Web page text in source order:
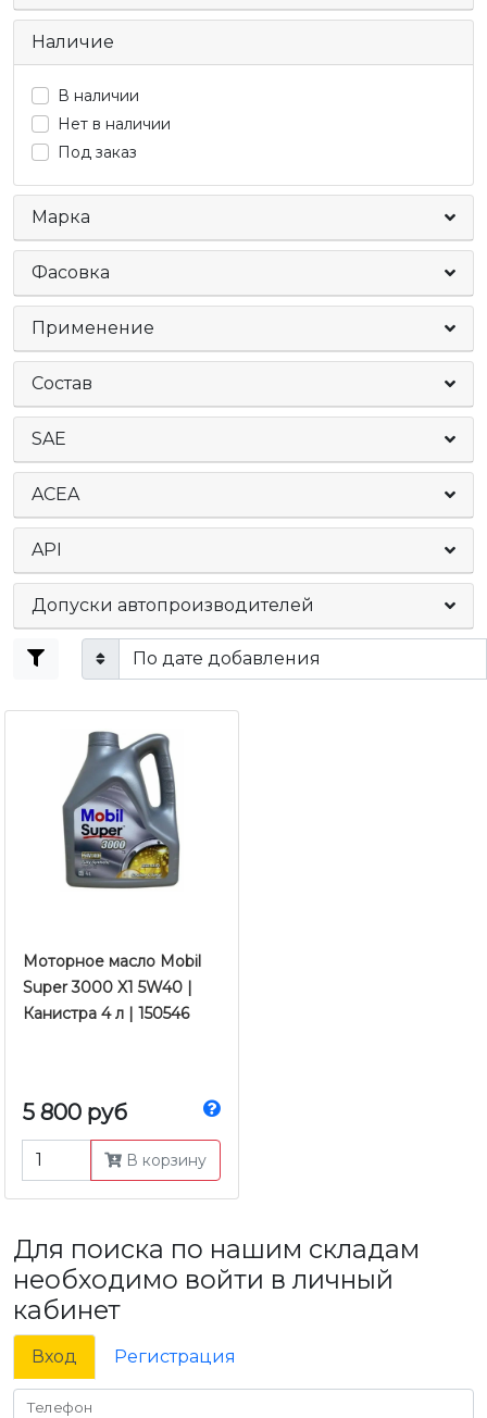
Наличие
В наличии
Нет в наличии
Под заказ
Марка
Фасовка
Применение
Состав
SAE
ACEA
API
Допуски автопроизводителей
Моторное масло Mobil
Super 3000 X1 5W40 |
Канистра 4 л | 150546
5 800 руб
В корзину
Для поиска по нашим складам
необходимо войти в личный
кабинет
Вход Регистрация
Телефон